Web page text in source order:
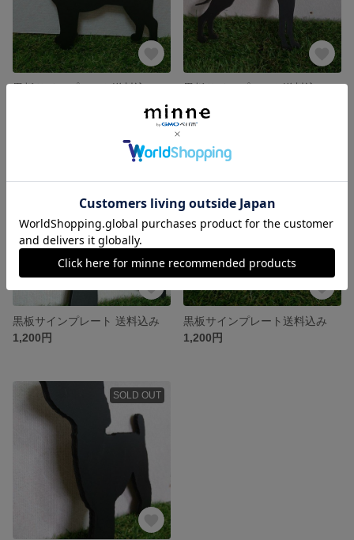
黒板サインプレート送料込み
黒板サインプレート送料込み
残り1点
黒板サインプレート 送料込み
1,200円
黒板サインプレート送料込み
1,200円
SOLD OUT